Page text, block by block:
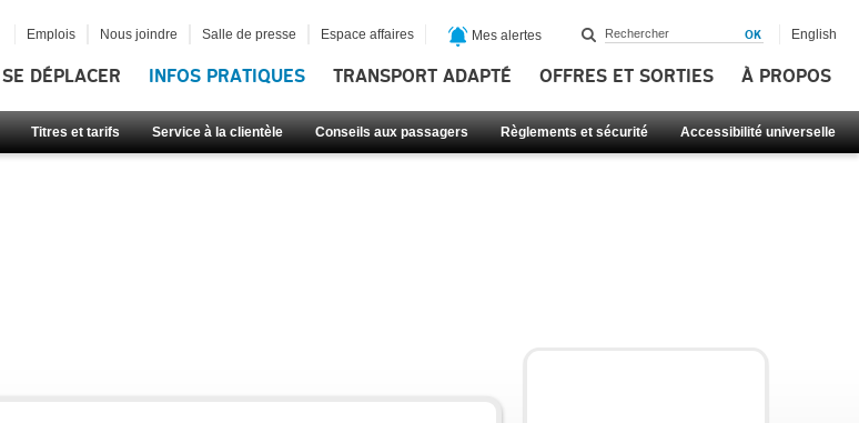
SE DÉPLACER INFOS PRATIQUES TRANSPORT ADAPTÉ OFFRES ET SORTIES À PROPOS
Titres et tarifs Service à la clientèle Conseils aux passagers Règlements et sécurité Accessibilité universelle
Emplois Nous joindre Salle de presse Espace affaires Mes alertes English